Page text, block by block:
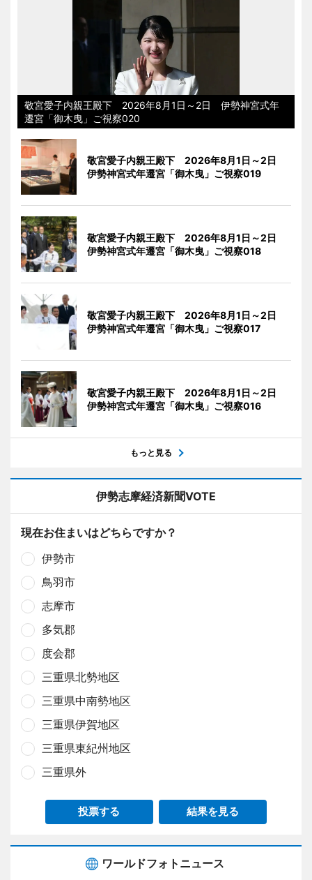
敬宮愛子内親王殿下 2026年8月1日～2日 伊勢神宮式年
遷宮「御木曳」ご視察020
敬宮愛子内親王殿下 2026年8月1日～2日
伊勢神宮式年遷宮「御木曳」ご視察019
敬宮愛子内親王殿下 2026年8月1日～2日
伊勢神宮式年遷宮「御木曳」ご視察018
敬宮愛子内親王殿下 2026年8月1日～2日
伊勢神宮式年遷宮「御木曳」ご視察017
敬宮愛子内親王殿下 2026年8月1日～2日
伊勢神宮式年遷宮「御木曳」ご視察016
もっと見る
伊勢志摩経済新聞VOTE
現在お住まいはどちらですか？
伊勢市
鳥羽市
志摩市
多気郡
度会郡
三重県北勢地区
三重県中南勢地区
三重県伊賀地区
三重県東紀州地区
三重県外
投票する 結果を見る
ワールドフォトニュース